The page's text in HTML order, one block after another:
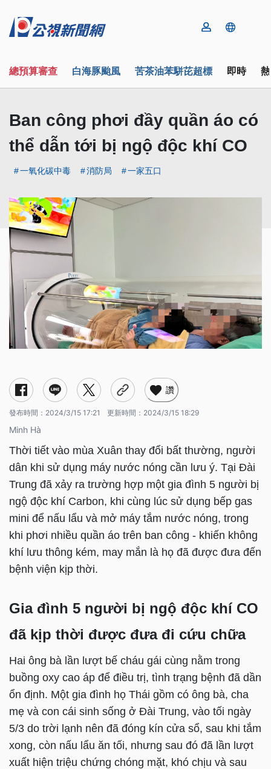
總預算審查 白海豚颱風 苦茶油苯駢芘超標 即時
Ban công phơi đầy quần áo có
thể dẫn tới bị ngộ độc khí CO
一氧化碳中毒 消防局 一家五口
讚
發布時間： 2024/3/15 17:21 更新時間： 2024/3/15 18:29
Minh Hà
Thời tiết vào mùa Xuân thay đổi bất thường, người
dân khi sử dụng máy nước nóng cần lưu ý. Tại Đài
Trung đã xảy ra trường hợp một gia đình 5 người bị
ngộ độc khí Carbon, khi cùng lúc sử dụng bếp gas
mini để nấu lẩu và mở máy tắm nước nóng, trong
khi phơi nhiều quần áo trên ban công - khiến không
khí lưu thông kém, may mắn là họ đã được đưa đến
bệnh viện kịp thời.
Gia đình 5 người bị ngộ độc khí CO
đã kịp thời được đưa đi cứu chữa
Hai ông bà lần lượt bế cháu gái cùng nằm trong
buồng oxy cao áp để điều trị, tình trạng bệnh đã dần
ổn định. Một gia đình họ Thái gồm có ông bà, cha
mẹ và con cái sinh sống ở Đài Trung, vào tối ngày
5/3 do trời lạnh nên đã đóng kín cửa sổ, sau khi tắm
xong, còn nấu lẩu ăn tối, nhưng sau đó đã lần lượt
xuất hiện triệu chứng chóng mặt, khó chịu và sau